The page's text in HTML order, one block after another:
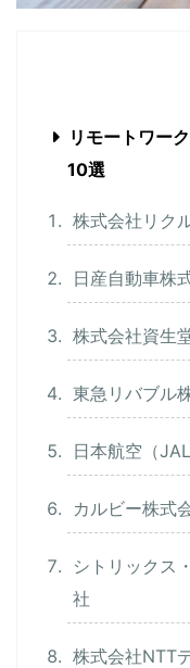
リモートワー
10選
株式会社リク
日産自動車株
株式会社資生
東急リバブル
日本航空（
カルビー株式
シトリックス
社
株式会社NTT